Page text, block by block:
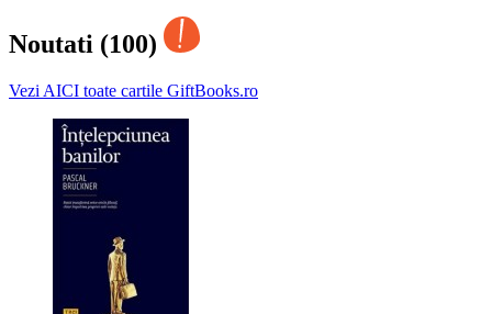
Noutati (100)
Vezi AICI toate cartile GiftBooks.ro